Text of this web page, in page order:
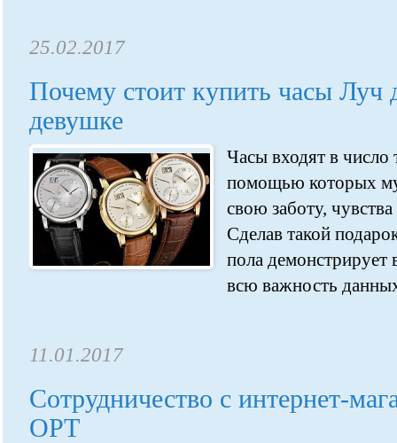
25.02.2017
Почему стоит купить часы Луч
девушке
Часы входят в число
помощью которых
свою заботу,
Сделав такой
пола демонстрирует
всю важность
11.01.2017
Сотрудничество с интернет-
OPT